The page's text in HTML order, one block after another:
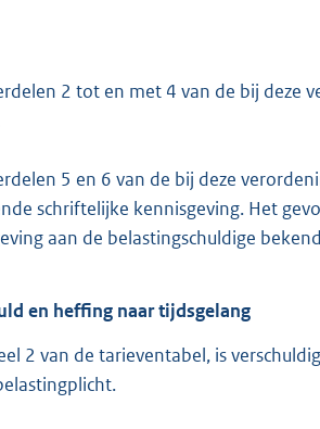
2 tot en met 4 van de bij deze
5 en 6 van de bij deze
schriftelijke kennisgeving. Het
aan de belastingschuldige
en heffing naar tijdsgelang
2 van de tarieventabel, is